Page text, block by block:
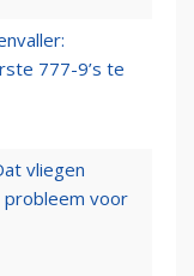
777-9’s te
vliegen
voor